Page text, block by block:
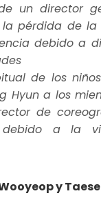
un director
pérdida de
debido a
de los
Hyun a los
de
debido a la
y